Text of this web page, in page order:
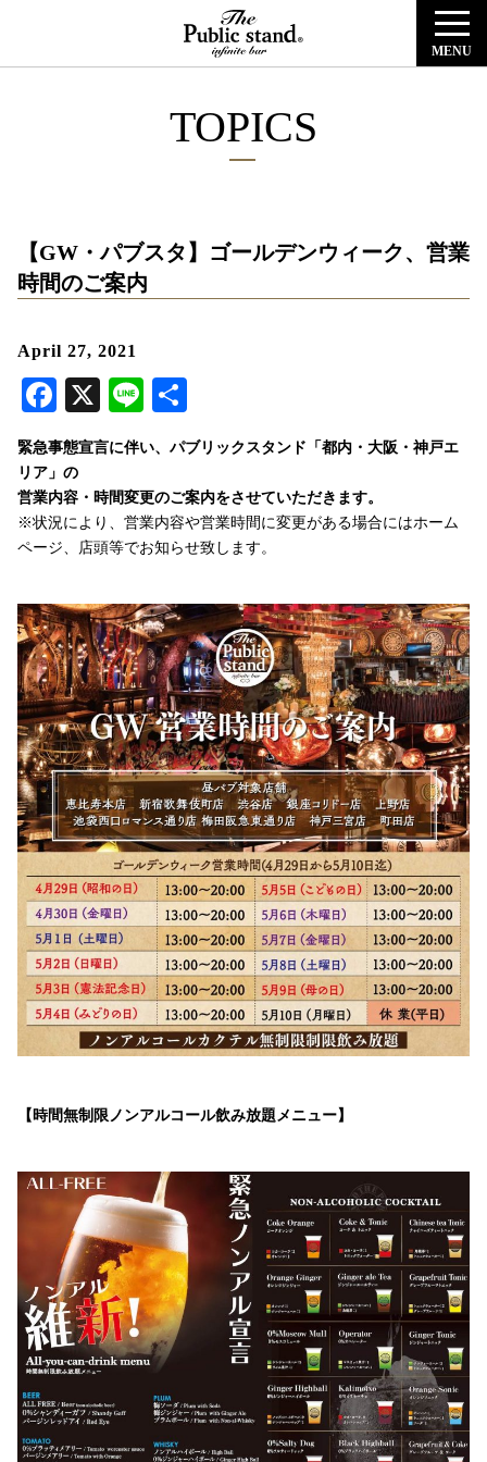
MENU
TOPICS
【GW・パブスタ】ゴールデンウィーク、営業
時間のご案内
April 27, 2021
Facebook
X Line
有
緊急事態宣言に伴い、パブリックスタンド「都内・大阪・神戸エ
リア」の
営業内容・時間変更のご案内をさせていただきます。
※状況により、営業内容や営業時間に変更がある場合にはホーム
ページ、店頭等でお知らせ致します。
【時間無制限ノンアルコール飲み放題メニュー】